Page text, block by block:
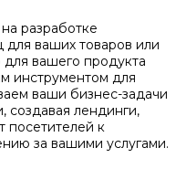
разработке
ваших товаров или
для вашего продукта
инструментом для
ваши бизнес-задачи
создавая лендинги,
посетителей к
за вашими услугами.